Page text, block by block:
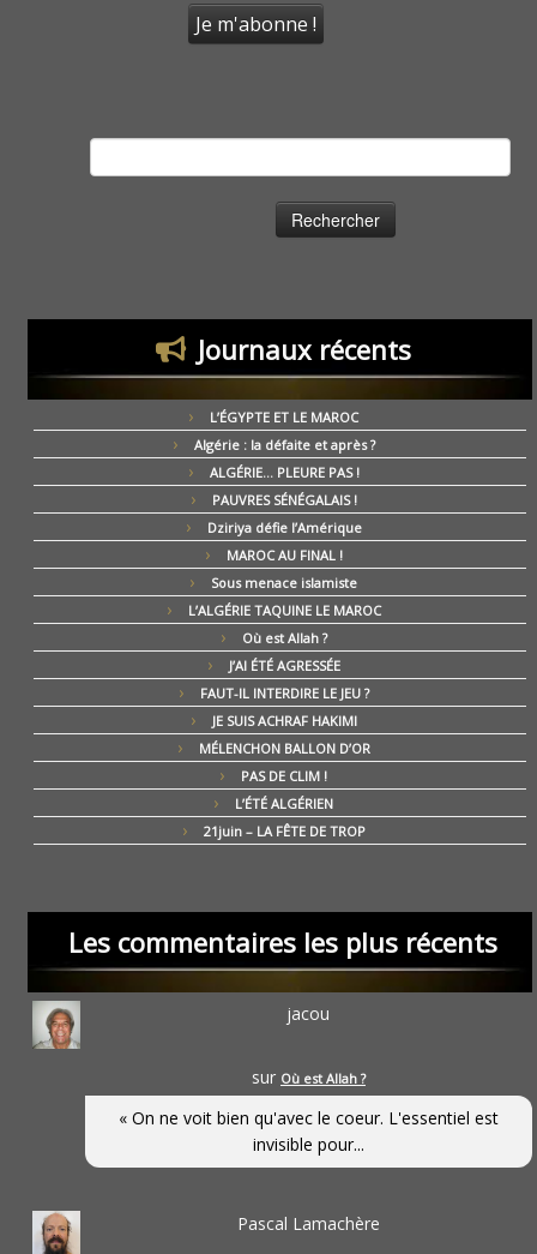
Journaux récents
L’ÉGYPTE ET LE MAROC
Algérie : la défaite et après ?
ALGÉRIE… PLEURE PAS !
PAUVRES SÉNÉGALAIS !
Dziriya défie l’Amérique
MAROC AU FINAL !
Sous menace islamiste
L’ALGÉRIE TAQUINE LE MAROC
Où est Allah ?
J’AI ÉTÉ AGRESSÉE
FAUT-IL INTERDIRE LE JEU ?
JE SUIS ACHRAF HAKIMI
MÉLENCHON BALLON D’OR
PAS DE CLIM !
L’ÉTÉ ALGÉRIEN
21juin – LA FÊTE DE TROP
Les commentaires les plus récents
jacou
sur Où est Allah ?
« On ne voit bien qu'avec le coeur. L'essentiel est
invisible pour...
Pascal Lamachère